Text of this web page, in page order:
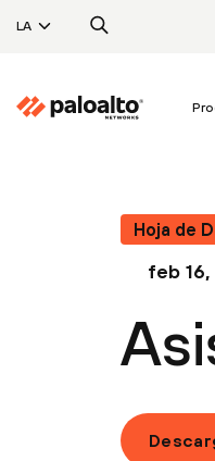
LA
Hoja de
feb